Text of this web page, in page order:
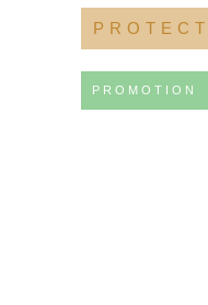
PROMOTION